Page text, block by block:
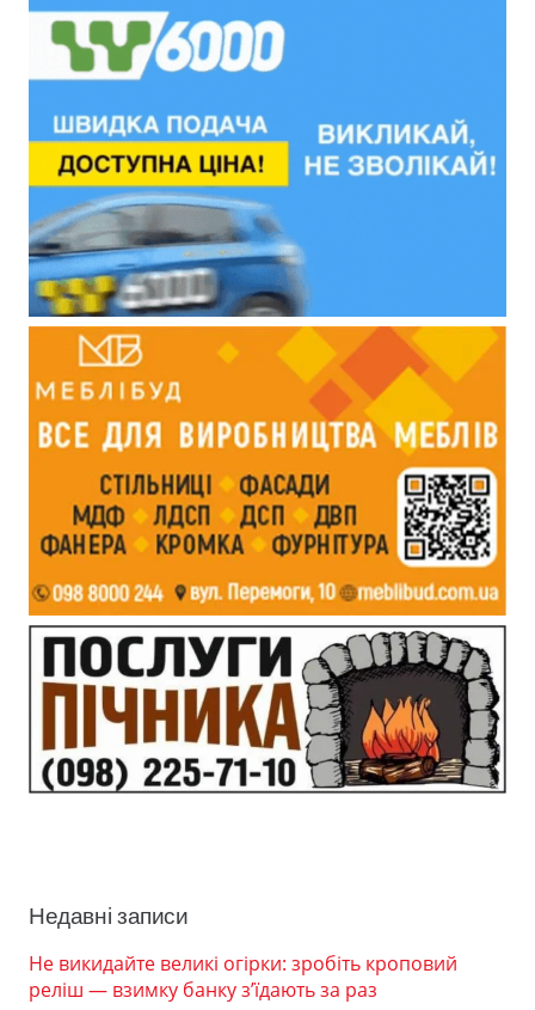
Недавні записи
Не викидайте великі огірки: зробіть кроповий
реліш — взимку банку з’їдають за раз